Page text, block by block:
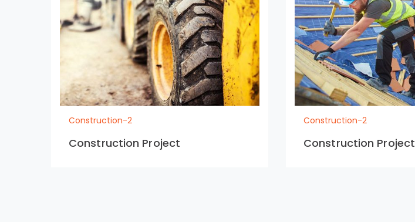
Construction-2
Construction Project
Construction-2
Construction Project